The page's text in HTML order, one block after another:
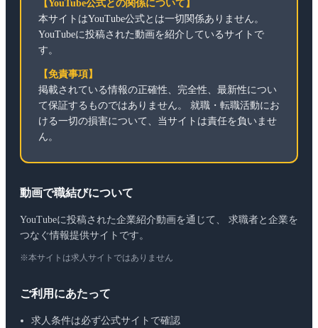
【YouTube公式との関係について】
本サイトはYouTube公式とは一切関係ありません。
YouTubeに投稿された動画を紹介しているサイトで
す。
【免責事項】
掲載されている情報の正確性、完全性、最新性につい
て保証するものではありません。 就職・転職活動にお
ける一切の損害について、当サイトは責任を負いませ
ん。
動画で職結びについて
YouTubeに投稿された企業紹介動画を通じて、 求職者と企業を
つなぐ情報提供サイトです。
※本サイトは求人サイトではありません
ご利用にあたって
求人条件は必ず公式サイトで確認